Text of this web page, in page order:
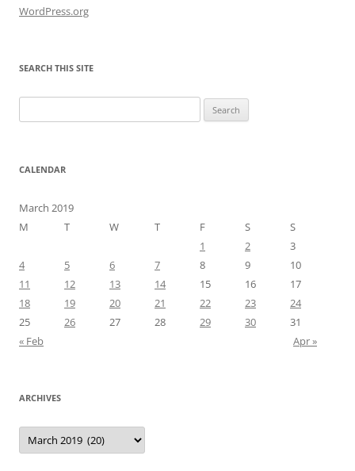
WordPress.org
SEARCH THIS SITE
for:
CALENDAR
March 2019
M
T W T F S
S
1
2
3
4
5 6 7 8 9
10
11
12 13 14 15 16
17
18
19 20 21 22 23
24
25
26 27 28 29 30
31
« Feb
Apr »
ARCHIVES
Archives